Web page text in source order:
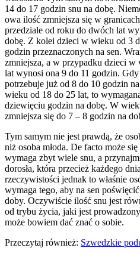
14 do 17 godzin snu na dobę.
owa ilość zmniejsza się w
przedziale od roku do dwóch lat
dobę. Z kolei dzieci w wieku od 3
godzin przeznaczonych na sen.
zmniejsza, a w przypadku dzieci w
lat wynosi ona 9 do 11 godzin.
potrzebuje już od 8 do 10 godzin
wieku od 18 do 25 lat, to
dziewięciu godzin na dobę. W
zmniejsza się do 7 – 8 godzin na
Tym samym nie jest prawdą, że
niż osoba młoda. De facto może
wymaga zbyt wiele snu, a
dorosła, która przecież każdego
rzeczywistości jednak to właśnie
wymaga tego, aby na sen
doby. Oczywiście ilość snu jest
od trybu życia, jaki jest
może bowiem dać znać o sobie.
Przeczytaj również: Szwedzkie